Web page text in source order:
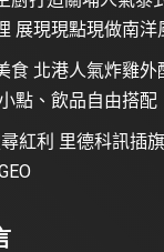
展現現點現做南洋
食 北港人氣炸雞外
點、飲品自由搭配
紅利 里德科訊插